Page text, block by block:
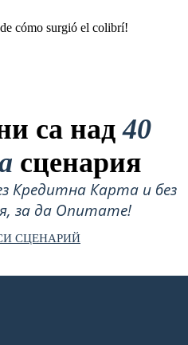
cómo surgió el colibrí!
са над40
сценария
Кредитна Карта и без
за да Опитате!
СЦЕНАРИЙ